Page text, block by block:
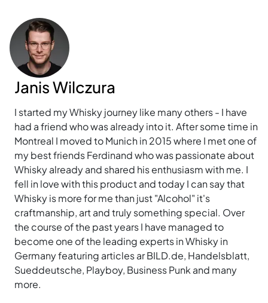
Janis Wilczura
I started my Whisky journey like many others - I have
had a friend who was already into it. After some time in
Montreal I moved to Munich in 2015 where I met one of
my best friends Ferdinand who was passionate about
Whisky already and shared his enthusiasm with me. I
fell in love with this product and today I can say that
Whisky is more for me than just "Alcohol" it's
craftmanship, art and truly something special. Over
the course of the past years I have managed to
become one of the leading experts in Whisky in
Germany featuring articles ar BILD.de, Handelsblatt,
Sueddeutsche, Playboy, Business Punk and many
more.